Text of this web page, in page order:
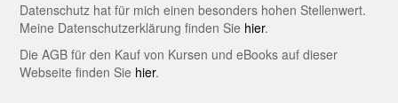
Datenschutz hat für mich einen besonders hohen Stellenwert.
Meine Datenschutzerklärung finden Sie hier.
Die AGB für den Kauf von Kursen und eBooks auf dieser
Webseite finden Sie hier.